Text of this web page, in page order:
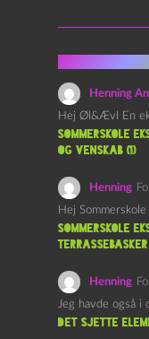
Henning
Sommerskole
og Venskab (1)
Henning
Sommerskole
Terrassebasker
Henning
det sjette